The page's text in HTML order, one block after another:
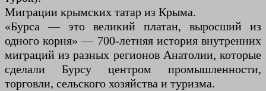
Миграции крымских татар из Крыма.
«Бурса — это великий платан, выросший из
одного корня» — 700-летняя история внутренних
миграций из разных регионов Анатолии, которые
сделали Бурсу центром промышленности,
торговли, сельского хозяйства и туризма.